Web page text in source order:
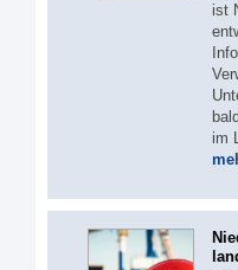
ist
im